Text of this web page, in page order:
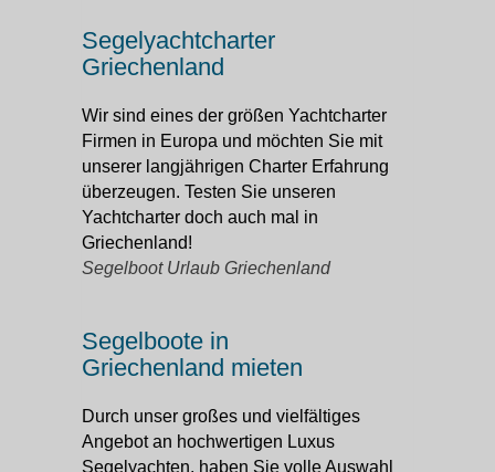
Segelyachtcharter
Griechenland
Wir sind eines der größen Yachtcharter
Firmen in Europa und möchten Sie mit
unserer langjährigen Charter Erfahrung
überzeugen. Testen Sie unseren
Yachtcharter doch auch mal in
Griechenland!
Segelboot Urlaub Griechenland
Segelboote in
Griechenland mieten
Durch unser großes und vielfältiges
Angebot an hochwertigen Luxus
Segelyachten, haben Sie volle Auswahl